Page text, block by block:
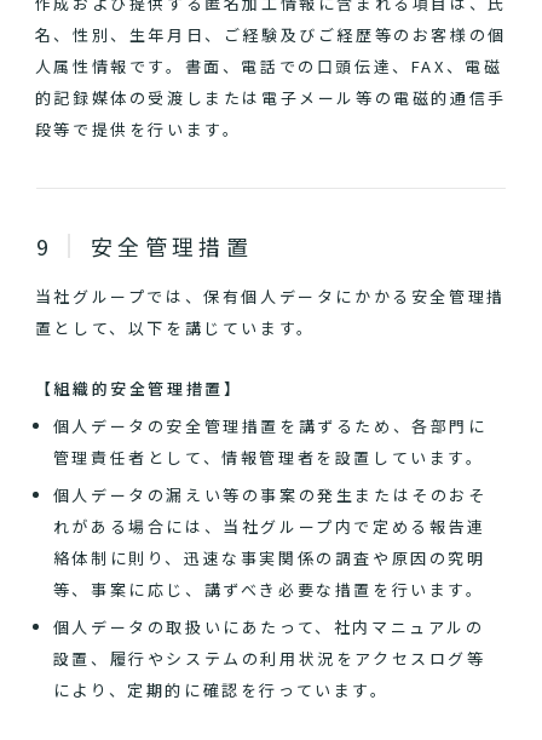
名、性別、生年月日、ご経験及びご経歴等のお客様の個
人属性情報です。書面、電話での口頭伝達、FAX、電磁
的記録媒体の受渡しまたは電子メール等の電磁的通信手
段等で提供を行います。
安全管理措置
当社グループでは、保有個人データにかかる安全管理措
置として、以下を講じています。
【組織的安全管理措置】
個人データの安全管理措置を講ずるため、各部門に
管理責任者として、情報管理者を設置しています。
個人データの漏えい等の事案の発生またはそのおそ
れがある場合には、当社グループ内で定める報告連
絡体制に則り、迅速な事実関係の調査や原因の究明
等、事案に応じ、講ずべき必要な措置を行います。
個人データの取扱いにあたって、社内マニュアルの
設置、履行やシステムの利用状況をアクセスログ等
により、定期的に確認を行っています。